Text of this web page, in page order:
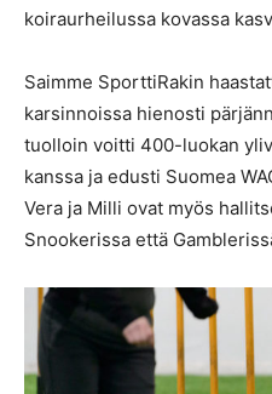
koiraurheilussa kovassa
Saimme SporttiRakin
karsinnoissa hienosti
tuolloin voitti 400-luokan
kanssa ja edusti Suomea
Vera ja Milli ovat myös
Snookerissa että